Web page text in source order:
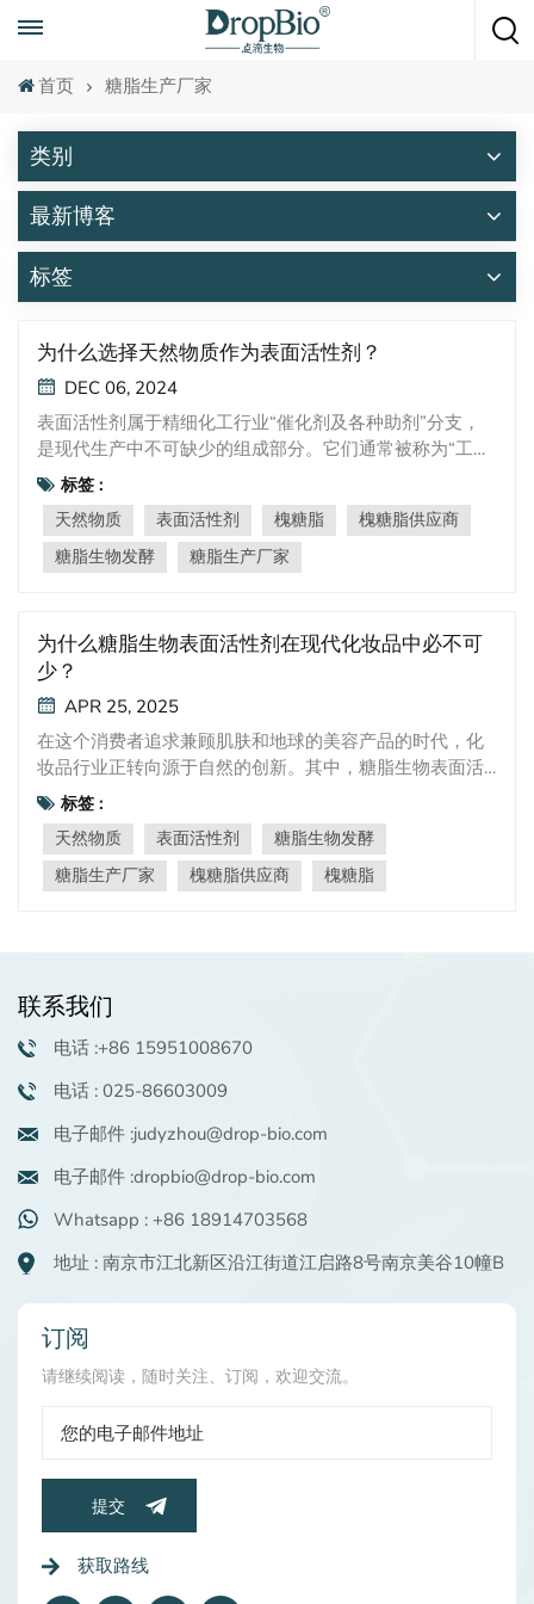
+86 15951008670
首页 糖脂生产厂家
类别
最新博客
标签
为什么选择天然物质作为表面活性剂？
DEC 06, 2024
表面活性剂属于精细化工行业“催化剂及各种助剂”分支，
是现代生产中不可缺少的组成部分。它们通常被称为“工业
界的味精”，几乎适用于所有精细化工领域，包括工业流
程、农业、个人护理和新材料开发。 近年来，个人护理和
清洁产品已成为全球最重要的两个消费市场。表面活性剂
是这些产品的关键成分，也是经常与皮肤接触的物质之
一。根据其亲水亲油平衡（HLB）值，表面活性剂可以发
溶。 然而，许多广泛使用的表面活性剂，例如烷基磺酸盐
和烷基硫酸盐，在洗发水和沐浴露等冲洗型个人护理产品
中直接应用于皮肤。这些化合物可能会引起皮肤刺激和过
敏反应，引发人们对其安全性的担忧。 槐糖脂: 更安全、环
保的替代方案 槐糖脂是一类由酵母发酵产生的糖脂生物表
面活性剂，因其独特的性能而受到关注。它们无毒、可生
物降解且对环境友好，使其成为最有前途的天然表面活性
剂之一，具有巨大的市场潜力。 槐糖脂 提供多种好处，包
括： 功能优势：具有分散、润湿、保湿、润滑、乳化作
用。温和的表面活性剂特性，适合敏感应用。温和抗菌作
用，有效抑制痤疮丙酸杆菌和乳酸杆菌。抗炎活性，减少
游离脂肪酸。 皮肤益处：刺激真皮成纤维细胞代谢，促进
皮肤弹性和修复能力。激活巨噬细胞并支持纤溶功能。 环
毒，对皮肤无刺激。完全可生物降解且环境可持续。 不断
增长的市场采用率 由于其卓越的性能和安全性，槐糖脂已
被国际领先的个人护理和化妆品品牌采用。这些最终用途
产品现已广泛销往欧盟、美国、日本和中国的市场。
标签 :
天然物质
表面活性剂 槐糖脂
槐糖脂供应商
糖脂生物发酵
糖脂生产厂家
为什么糖脂生物表面活性剂在现代化妆品中必不可
少？
APR 25, 2025
在这个消费者追求兼顾肌肤和地球的美容产品的时代，化
妆品行业正转向源于自然的创新。其中，糖脂生物表面活
性剂——尤其是槐糖脂——脱颖而出，成为颠覆性创新产
品。但是什么让这些微生物衍生的分子在现代配方中如此
不可或缺呢？让我们来探索槐糖脂如何重新定义清洁、有
效和可持续的美容。本文介绍两款产品——DropBio®
Soph L 50 和 DropBio® Soph L——并探索他们的 优势和
抗菌& 控油 DropBio® 索菲·L/L 50 是念珠菌利用蔗糖产生
因子在一定条件下作为发酵底物。 结构类型可根据是否1,4
如下： 一般来说， 内酯型槐糖脂能降低液体的表面张力，
具有较高的亲脂性， 并具有更突出的抑菌作用 特性; 酸性
的清洁 S脂类作为温和表面活性剂表现出色，但其性能可
以通过结构修饰进行调整。例如，DropBio® Soph L 专为
增强泡沫而设计，非常适合用于轻盈的洁面乳或需要细腻
泡沫的洗发水配方。同时， DropBio® Soph L 50 优先考
常适合易长粉刺的皮肤或不含防腐剂的产品。 抗菌：超越
特性。其优化的结构增强了对常见皮肤病原体的抑菌效
果，减少了对合成防腐剂的需求。 这使得它在以下方面成
燥。天然除臭剂：抑制产生异味的细菌。敏感肌肤爽肤
我们的产品感兴趣并想了解更多详细信息，请联系
judyzhou@drop-bio.com。
标签 :
天然物质
表面活性剂
糖脂生物发酵
糖脂生产厂家
槐糖脂供应商 槐糖脂
联系我们
电话 :+86 15951008670
电话 : 025-86603009
电子邮件 :judyzhou@drop-bio.com
电子邮件 :dropbio@drop-bio.com
Whatsapp : +86 18914703568
地址 : 南京市江北新区沿江街道江启路8号南京美谷10幢B
订阅
请继续阅读，随时关注、订阅，欢迎交流。
提交
获取路线